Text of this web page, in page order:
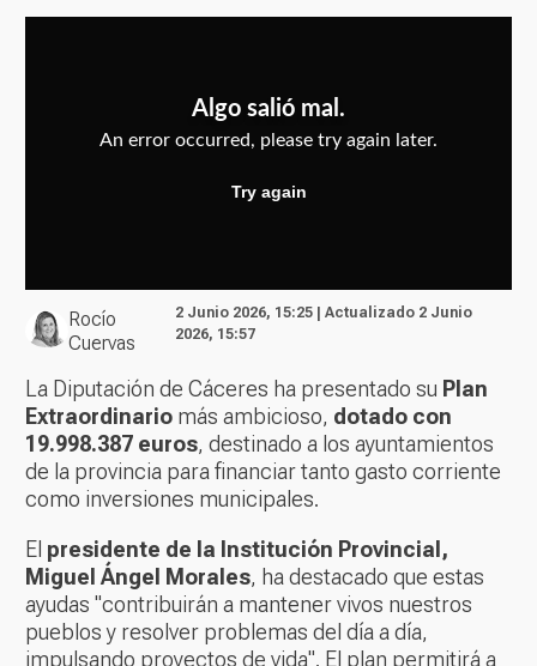
Rocío
Cuervas
2 Junio 2026, 15:25 | Actualizado 2 Junio
2026, 15:57
La Diputación de Cáceres ha presentado su Plan
Extraordinario más ambicioso, dotado con
19.998.387 euros, destinado a los ayuntamientos
de la provincia para financiar tanto gasto corriente
como inversiones municipales.
El presidente de la Institución Provincial,
Miguel Ángel Morales, ha destacado que estas
ayudas "contribuirán a mantener vivos nuestros
pueblos y resolver problemas del día a día,
impulsando proyectos de vida". El plan permitirá a